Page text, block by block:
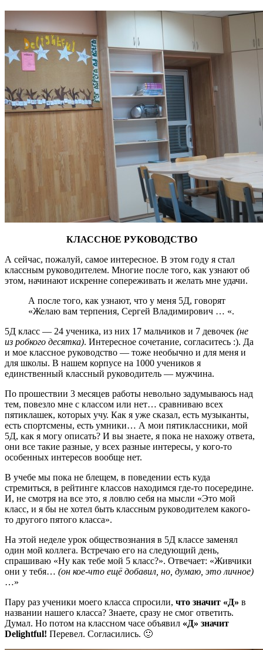
КЛАССНОЕ РУКОВОДСТВО
А сейчас, пожалуй, самое интересное. В этом году я стал
классным руководителем. Многие после того, как узнают об
этом, начинают искренне сопереживать и желать мне удачи.
А после того, как узнают, что у меня 5Д, говорят
«Желаю вам терпения, Сергей Владимирович … «.
5Д класс — 24 ученика, из них 17 мальчиков и 7 девочек (не
из робкого десятка). Интересное сочетание, согласитесь :). Да
и мое классное руководство — тоже необычно и для меня и
для школы. В нашем корпусе на 1000 учеников я
единственный классный руководитель — мужчина.
По прошествии 3 месяцев работы невольно задумываюсь над
тем, повезло мне с классом или нет… сравниваю всех
пятиклашек, которых учу. Как я уже сказал, есть музыканты,
есть спортсмены, есть умники… А мои пятиклассники, мой
5Д, как я могу описать? И вы знаете, я пока не нахожу ответа,
они все такие разные, у всех разные интересы, у кого-то
особенных интересов вообще нет.
В учебе мы пока не блещем, в поведении есть куда
стремиться, в рейтинге классов находимся где-то посередине.
И, не смотря на все это, я ловлю себя на мысли «Это мой
класс, и я бы не хотел быть классным руководителем какого-
то другого пятого класса».
На этой неделе урок обществознания в 5Д классе заменял
один мой коллега. Встречаю его на следующий день,
спрашиваю «Ну как тебе мой 5 класс?». Отвечает: «Живчики
они у тебя… (он кое-что ещё добавил, но, думаю, это личное)
…»
Пару раз ученики моего класса спросили, что значит «Д» в
названии нашего класса? Знаете, сразу не смог ответить.
Думал. Но потом на классном часе объявил «Д» значит
Delightful! Перевел. Согласились. 🙂